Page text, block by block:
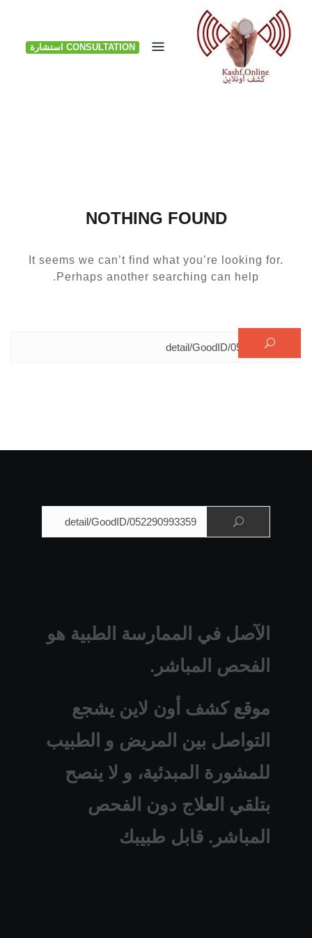
Skip
content
CONSULTATION استشارة
NOTHING FOUND
It seems we can’t find what you’re looking for.
Perhaps another searching can help.
البحث عن:
الآصل في الممارسة الطبية هو
الفحص المباشر.
موقع كشف أون لاين يشجع
التواصل بين المريض و الطبيب
للمشورة المبدئية، و لا ينصح
بتلقي العلاج دون الفحص
المباشر. قابل طبيبك